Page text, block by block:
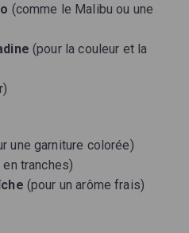
(comme le Malibu ou une
(pour la couleur et la
une garniture colorée)
tranches)
(pour un arôme frais)